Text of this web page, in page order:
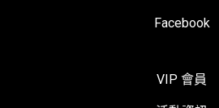
Facebook
VIP 會員